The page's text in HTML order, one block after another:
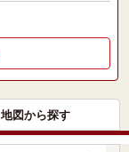
地図から探す